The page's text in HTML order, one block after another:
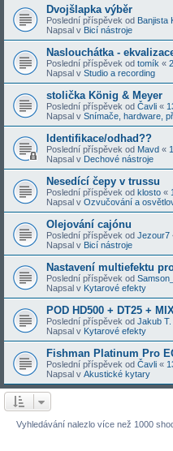
Dvojšlapka výběr
Poslední příspěvek od Banjista
Napsal v Bicí nástroje
Naslouchátka -
Poslední příspěvek od tomík «
Napsal v Studio a recording
stolička König & Meyer
Poslední příspěvek od Čavli «
Napsal v Snímače, hardware,
Identifikace/odhad??
Poslední příspěvek od Mavd «
Napsal v Dechové nástroje
Nesedící čepy v trussu
Poslední příspěvek od klosto «
Napsal v Ozvučování a
Olejování cajónu
Poslední příspěvek od Jezour7
Napsal v Bicí nástroje
Nastavení multiefektu
Poslední příspěvek od
Napsal v Kytarové efekty
POD HD500 + DT25 +
Poslední příspěvek od Jakub T.
Napsal v Kytarové efekty
Fishman Platinum Pro
Poslední příspěvek od Čavli «
Napsal v Akustické kytary
Vyhledávání nalezlo více než 1000